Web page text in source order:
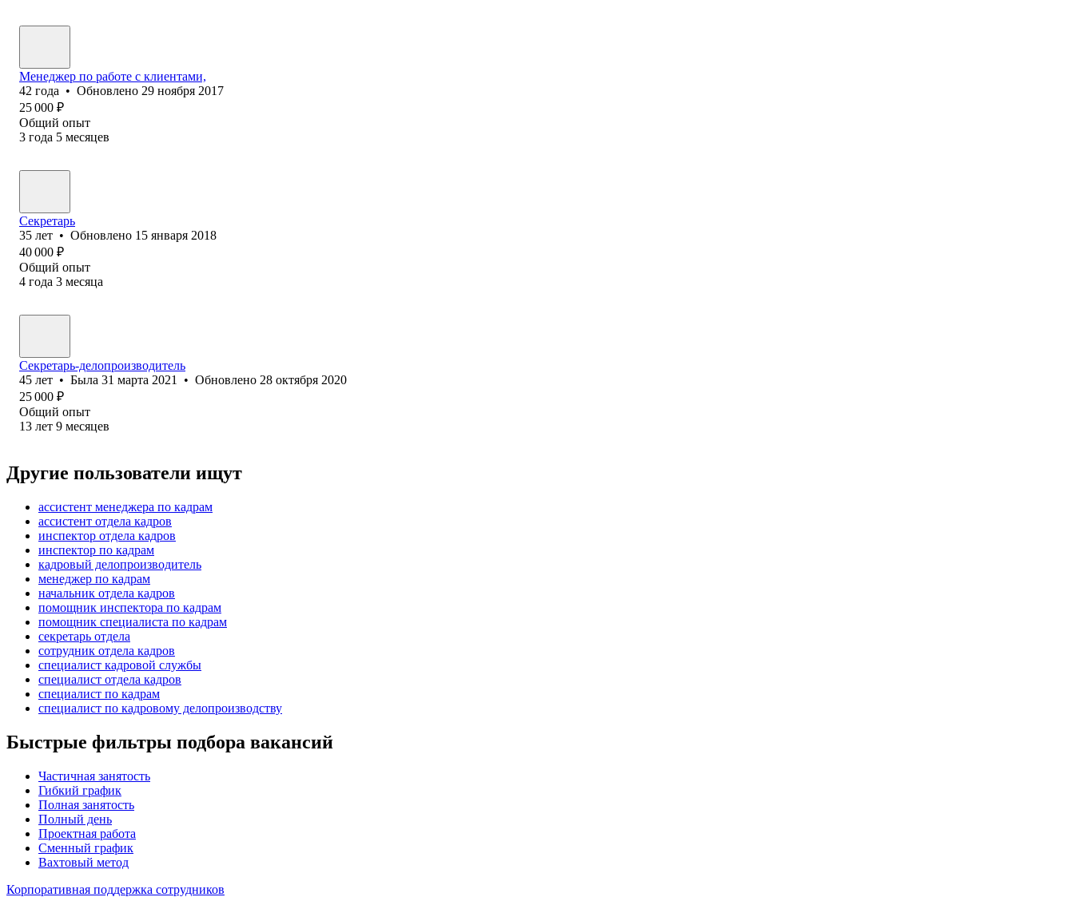
Менеджер по работе с клиентами,
42 года • Обновлено 29 ноября 2017
25 000 ₽
Общий опыт
3 года 5 месяцев
Секретарь
35 лет • Обновлено 15 января 2018
40 000 ₽
Общий опыт
4 года 3 месяца
Секретарь-делопроизводитель
45 лет • Была 31 марта 2021 • Обновлено 28 октября 2020
25 000 ₽
Общий опыт
13 лет 9 месяцев
Другие пользователи ищут
ассистент менеджера по кадрам
ассистент отдела кадров
инспектор отдела кадров
инспектор по кадрам
кадровый делопроизводитель
менеджер по кадрам
начальник отдела кадров
помощник инспектора по кадрам
помощник специалиста по кадрам
секретарь отдела
сотрудник отдела кадров
специалист кадровой службы
специалист отдела кадров
специалист по кадрам
специалист по кадровому делопроизводству
Быстрые фильтры подбора вакансий
Частичная занятость
Гибкий график
Полная занятость
Полный день
Проектная работа
Сменный график
Вахтовый метод
Корпоративная поддержка сотрудников